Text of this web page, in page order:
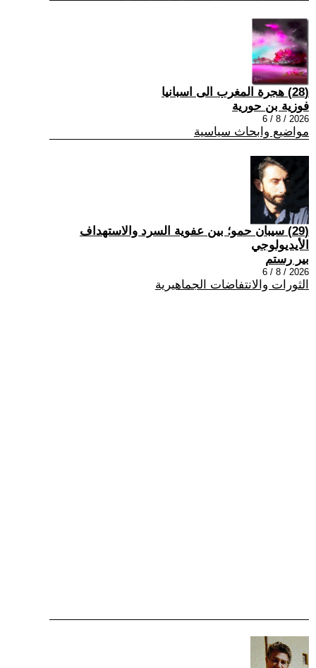
(28) هجرة المغرب الى اسبانيا
فوزية بن حورية
2026 / 8 / 6
مواضيع وابحاث سياسية
(29) سيبان حمو؛ بين عفوية السرد والاستهداف
الأيديولوجي
بير رستم
2026 / 8 / 6
الثورات والانتفاضات الجماهيرية